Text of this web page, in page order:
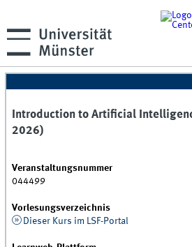
Introduction to Artificial
2026)
Veranstaltungsnummer
044499
Vorlesungsverzeichnis
Dieser Kurs im LSF-Portal